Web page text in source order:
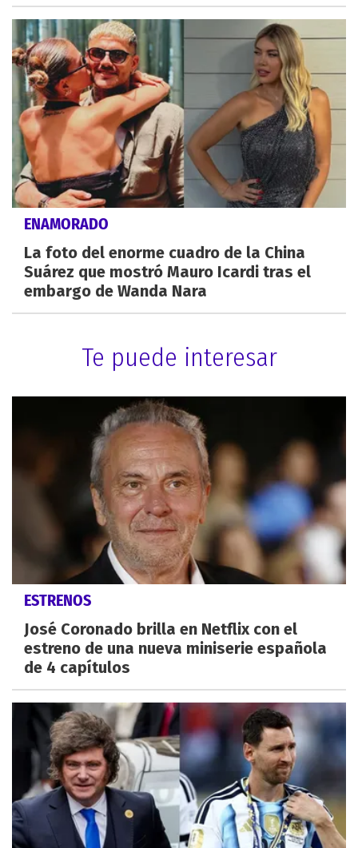
ENAMORADO
La foto del enorme cuadro de la China
Suárez que mostró Mauro Icardi tras el
embargo de Wanda Nara
Te puede interesar
ESTRENOS
José Coronado brilla en Netflix con el
estreno de una nueva miniserie española
de 4 capítulos